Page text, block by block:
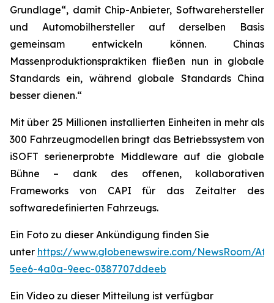
Grundlage“, damit Chip-Anbieter, Softwarehersteller
und Automobilhersteller auf derselben Basis
gemeinsam entwickeln können. Chinas
Massenproduktionspraktiken fließen nun in globale
Standards ein, während globale Standards China
besser dienen.“
Mit über 25 Millionen installierten Einheiten in mehr als
300 Fahrzeugmodellen bringt das Betriebssystem von
iSOFT serienerprobte Middleware auf die globale
Bühne – dank des offenen, kollaborativen
Frameworks von CAPI für das Zeitalter des
softwaredefinierten Fahrzeugs.
Ein Foto zu dieser Ankündigung finden Sie
unter https://www.globenewswire.com/NewsRoom/
5ee6-4a0a-9eec-0387707ddeeb
Ein Video zu dieser Mitteilung ist verfügbar